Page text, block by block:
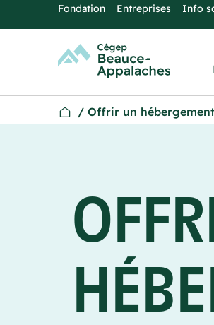
Fondation Entreprises Info
/ Offrir un hébergement